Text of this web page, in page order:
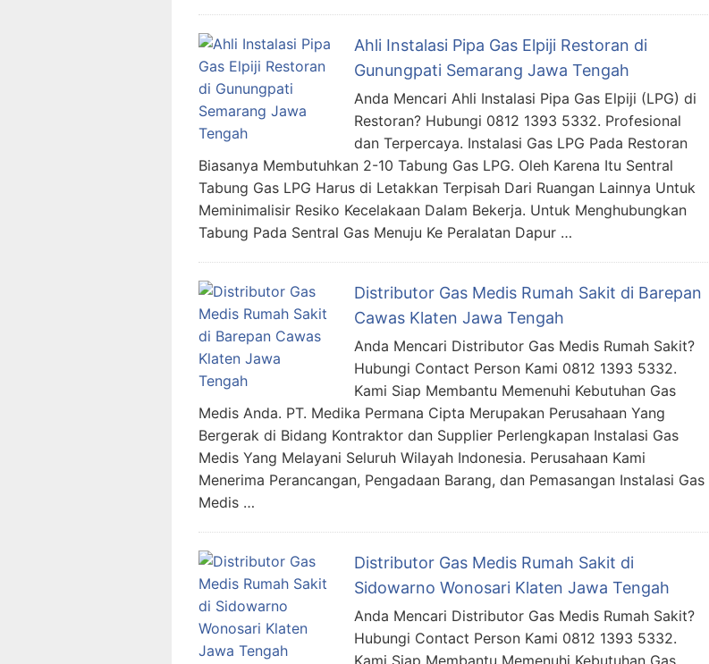
Ahli Instalasi Pipa Gas Elpiji Restoran di
Gunungpati Semarang Jawa Tengah
Anda Mencari Ahli Instalasi Pipa Gas Elpiji (LPG) di
Restoran? Hubungi 0812 1393 5332. Profesional
dan Terpercaya. Instalasi Gas LPG Pada Restoran
Biasanya Membutuhkan 2-10 Tabung Gas LPG. Oleh Karena Itu Sentral
Tabung Gas LPG Harus di Letakkan Terpisah Dari Ruangan Lainnya Untuk
Meminimalisir Resiko Kecelakaan Dalam Bekerja. Untuk Menghubungkan
Tabung Pada Sentral Gas Menuju Ke Peralatan Dapur …
Distributor Gas Medis Rumah Sakit di Barepan
Cawas Klaten Jawa Tengah
Anda Mencari Distributor Gas Medis Rumah Sakit?
Hubungi Contact Person Kami 0812 1393 5332.
Kami Siap Membantu Memenuhi Kebutuhan Gas
Medis Anda. PT. Medika Permana Cipta Merupakan Perusahaan Yang
Bergerak di Bidang Kontraktor dan Supplier Perlengkapan Instalasi Gas
Medis Yang Melayani Seluruh Wilayah Indonesia. Perusahaan Kami
Menerima Perancangan, Pengadaan Barang, dan Pemasangan Instalasi Gas
Medis …
Distributor Gas Medis Rumah Sakit di
Sidowarno Wonosari Klaten Jawa Tengah
Anda Mencari Distributor Gas Medis Rumah Sakit?
Hubungi Contact Person Kami 0812 1393 5332.
Kami Siap Membantu Memenuhi Kebutuhan Gas